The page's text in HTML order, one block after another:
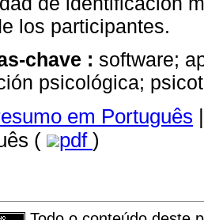
los participantes.
chave : software;
psicológica;
em Português |
(
pdf )